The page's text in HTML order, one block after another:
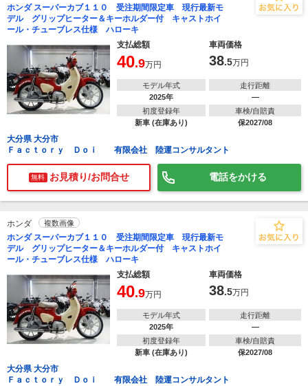
ホンダ スーパーカブ１１０ 受注期間限定車 現行最新モ
デル グリップヒーター＆キーホルダー付 キャストホイ
ール・チューブレス仕様 ハローキ
支払総額
車両価格
40.9万円 38.5万円
モデル年式
2025年
走行距離
―
初度登録年
新車 (在庫あり)
車検/自賠責
保2027/08
大分県 大分市
Ｆａｃｔｏｒｙ Ｄｏｉ 有限会社 陸運コンサルタント
無料 お見積り/お問合せ 電話をかける
ホンダ 複数画像
ホンダ スーパーカブ１１０ 受注期間限定車 現行最新モ
デル グリップヒーター＆キーホルダー付 キャストホイ
ール・チューブレス仕様 ハローキ
支払総額
車両価格
40.9万円 38.5万円
モデル年式
2025年
走行距離
―
初度登録年
新車 (在庫あり)
車検/自賠責
保2027/08
大分県 大分市
Ｆａｃｔｏｒｙ Ｄｏｉ 有限会社 陸運コンサルタント